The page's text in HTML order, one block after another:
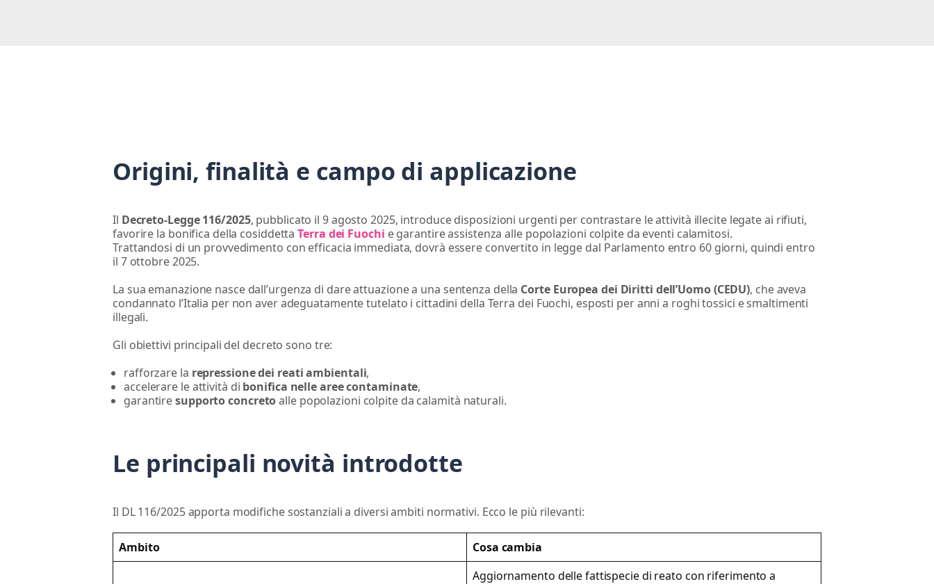
Origini, finalità e campo di applicazione
Il Decreto-Legge 116/2025, pubblicato il 9 agosto 2025, introduce disposizioni urgenti per contrastare le attività illecite legate ai rifiuti,
favorire la bonifica della cosiddettaTerra dei Fuochi e garantire assistenza alle popolazioni colpite da eventi calamitosi.
Trattandosi di un provvedimento con efficacia immediata, dovrà essere convertito in legge dal Parlamento entro 60 giorni, quindi entro
il 7 ottobre 2025.
La sua emanazione nasce dall’urgenza di dare attuazione a una sentenza della Corte Europea dei Diritti dell’Uomo (CEDU), che aveva
condannato l’Italia per non aver adeguatamente tutelato i cittadini della Terra dei Fuochi, esposti per anni a roghi tossici e smaltimenti
illegali.
Gli obiettivi principali del decreto sono tre:
rafforzare la repressione dei reati ambientali,
accelerare le attività di bonifica nellearee contaminate,
garantiresupporto concretoalle popolazioni colpite da calamità naturali.
Le principali novità introdotte
Il DL 116/2025 apporta modifiche sostanziali a diversi ambiti normativi. Ecco le più rilevanti:
Ambito Cosa cambia
Aggiornamento delle fattispecie di reato con riferimento a